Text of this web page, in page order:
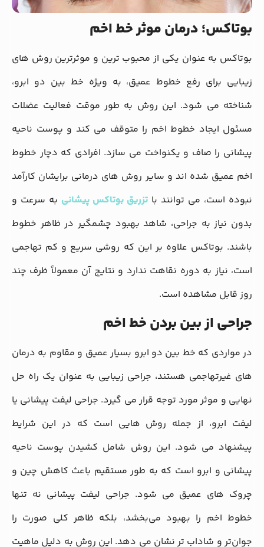
بوتاکس؛ درمان موثر خط اخم
بوتاکس به عنوان یکی از محبوب‌ ترین و موثرترین روش‌ های
زیبایی برای رفع خطوط عمیق، به ویژه خط بین دو ابرو،
شناخته می‌ شود. این روش به طور موقت فعالیت عضلات
مسئول ایجاد خطوط اخم را متوقف می‌ کند و پوست ناحیه
پیشانی را صاف و یکنواخت می‌ سازد. افرادی که دچار خطوط
اخم عمیق شده‌ اند و سایر روش‌ های درمانی برایشان کارآمد
نبوده است، می‌ توانند با تزریق بوتاکس پیشانی به سرعت و
بدون نیاز به جراحی، شاهد بهبود چشمگیر در ظاهر خطوط
باشند. بوتاکس علاوه بر این که روشی سریع و کم‌ تهاجمی
است، نیاز به دوره نقاهت ندارد و نتایج آن معمولاً ظرف چند
روز قابل مشاهده است.
جراحی از بین بردن خط اخم
در مواردی که خط بین دو ابرو بسیار عمیق و مقاوم به درمان‌
های غیرتهاجمی هستند، جراحی زیبایی به عنوان یک راه‌ حل
نهایی و موثر مورد توجه قرار می‌ گیرد. جراحی لیفت پیشانی یا
لیفت ابرو، از جمله روش‌ هایی است که در این شرایط
پیشنهاد می‌ شود. این روش شامل کشیدن پوست ناحیه
پیشانی و ابرو است که به طور مستقیم باعث کاهش چین و
چروک‌ های عمیق می‌ شود. جراحی لیفت پیشانی نه تنها
خطوط اخم را بهبود می‌بخشد، بلکه ظاهر کلی صورت را
جوان‌تر و شاداب‌ تر نشان می‌ دهد. این روش به دلیل ماهیت